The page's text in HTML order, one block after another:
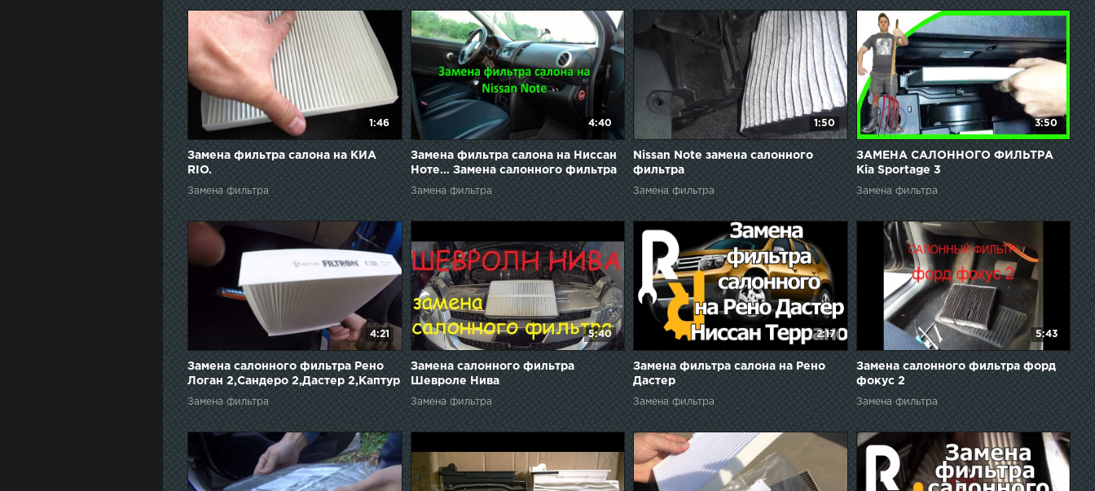
1:46
Замена фильтра салона на КИА
RIO.
Замена фильтра
4:40
Замена фильтра салона на Ниссан
Ноте… Замена салонного фильтра
на Ниссан Ноут...
Замена фильтра
1:50
Nissan Note замена салонного
фильтра
Замена фильтра
3:50
ЗАМЕНА САЛОННОГО ФИЛЬТРА
Kia Sportage 3
Замена фильтра
4:21
Замена салонного фильтра Рено
Логан 2,Сандеро 2,Дастер 2,Каптур
Замена фильтра
5:40
Замена салонного фильтра
Шевроле Нива
Замена фильтра
2:17
Замена фильтра салона на Рено
Дастер
Замена фильтра
5:43
Замена салонного фильтра форд
фокус 2
Замена фильтра